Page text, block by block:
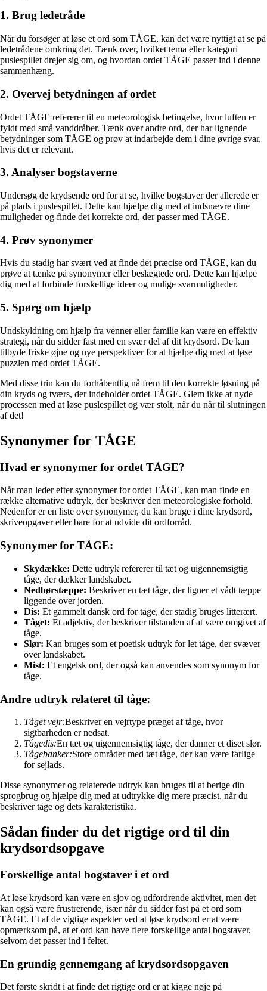
1. Brug ledetråde
Når du forsøger at løse et ord som TÅGE, kan det være nyttigt at se på
ledetrådene omkring det. Tænk over, hvilket tema eller kategori
puslespillet drejer sig om, og hvordan ordet TÅGE passer ind i denne
sammenhæng.
2. Overvej betydningen af ordet
Ordet TÅGE refererer til en meteorologisk betingelse, hvor luften er
fyldt med små vanddråber. Tænk over andre ord, der har lignende
betydninger som TÅGE og prøv at indarbejde dem i dine øvrige svar,
hvis det er relevant.
3. Analyser bogstaverne
Undersøg de krydsende ord for at se, hvilke bogstaver der allerede er
på plads i puslespillet. Dette kan hjælpe dig med at indsnævre dine
muligheder og finde det korrekte ord, der passer med TÅGE.
4. Prøv synonymer
Hvis du stadig har svært ved at finde det præcise ord TÅGE, kan du
prøve at tænke på synonymer eller beslægtede ord. Dette kan hjælpe
dig med at forbinde forskellige ideer og mulige svarmuligheder.
5. Spørg om hjælp
Undskyldning om hjælp fra venner eller familie kan være en effektiv
strategi, når du sidder fast med en svær del af dit krydsord. De kan
tilbyde friske øjne og nye perspektiver for at hjælpe dig med at løse
puzzlen med ordet TÅGE.
Med disse trin kan du forhåbentlig nå frem til den korrekte løsning på
din kryds og tværs, der indeholder ordet TÅGE. Glem ikke at nyde
processen med at løse puslespillet og vær stolt, når du når til slutningen
af det!
Synonymer for TÅGE
Hvad er synonymer for ordet TÅGE?
Når man leder efter synonymer for ordet TÅGE, kan man finde en
række alternative udtryk, der beskriver den meteorologiske forhold.
Nedenfor er en liste over synonymer, du kan bruge i dine krydsord,
skriveopgaver eller bare for at udvide dit ordforråd.
Synonymer for TÅGE:
Skydække: Dette udtryk refererer til tæt og uigennemsigtig
tåge, der dækker landskabet.
Nedbørstæppe: Beskriver en tæt tåge, der ligner et vådt tæppe
liggende over jorden.
Dis: Et gammelt dansk ord for tåge, der stadig bruges litterært.
Tåget: Et adjektiv, der beskriver tilstanden af at være omgivet af
tåge.
Slør: Kan bruges som et poetisk udtryk for let tåge, der svæver
over landskabet.
Mist: Et engelsk ord, der også kan anvendes som synonym for
tåge.
Andre udtryk relateret til tåge:
Tåget vejr:Beskriver en vejrtype præget af tåge, hvor
sigtbarheden er nedsat.
Tågedis:En tæt og uigennemsigtig tåge, der danner et diset slør.
Tågebanker:Store områder med tæt tåge, der kan være farlige
for sejlads.
Disse synonymer og relaterede udtryk kan bruges til at berige din
sprogbrug og hjælpe dig med at udtrykke dig mere præcist, når du
beskriver tåge og dets karakteristika.
Sådan finder du det rigtige ord til din
krydsordsopgave
Forskellige antal bogstaver i et ord
At løse krydsord kan være en sjov og udfordrende aktivitet, men det
kan også være frustrerende, især når du sidder fast på et ord som
TÅGE. Et af de vigtige aspekter ved at løse krydsord er at være
opmærksom på, at et ord kan have flere forskellige antal bogstaver,
selvom det passer ind i feltet.
En grundig gennemgang af krydsordsopgaven
Det første skridt i at finde det rigtige ord er at kigge nøje på